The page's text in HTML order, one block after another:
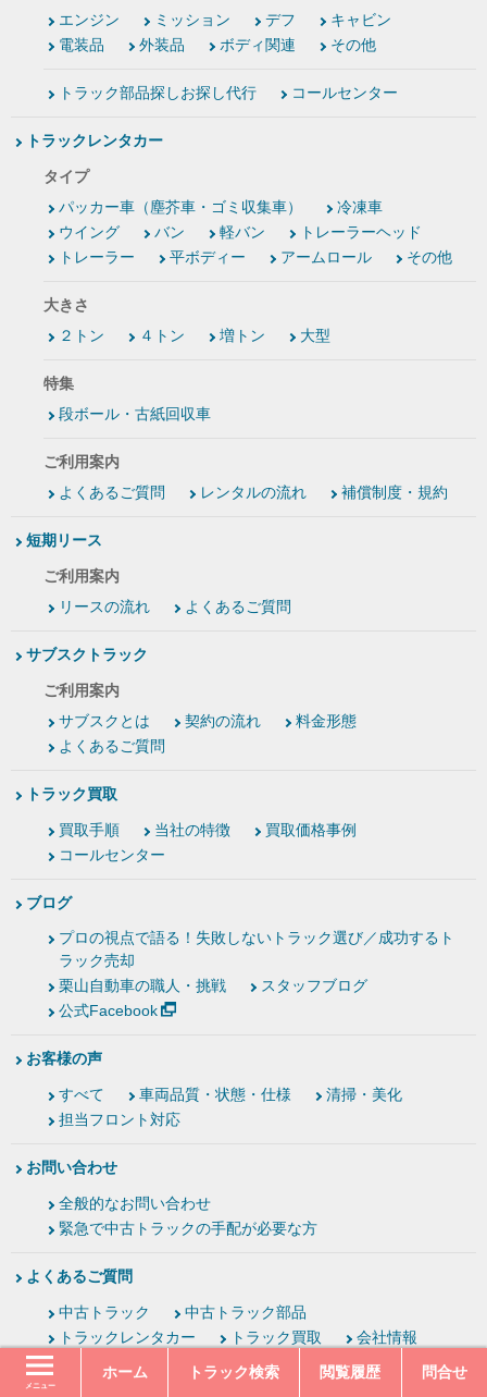
メニュー
ホーム トラック検索 閲覧履歴 問合せ
エンジン
ミッション デフ
キャビン
電装品
外装品 ボディ関連 その他
トラック部品探しお探し代行 コールセンター
トラックレンタカー
タイプ
パッカー車（塵芥車・ゴミ収集車）
冷凍車
ウイング
バン 軽バン
トレーラーヘッド
トレーラー
平ボディー アームロール その他
大きさ
２トン
４トン 増トン 大型
特集
段ボール・古紙回収車
ご利用案内
よくあるご質問
レンタルの流れ 補償制度・規約
短期リース
ご利用案内
リースの流れ
よくあるご質問
サブスクトラック
ご利用案内
サブスクとは
契約の流れ
料金形態
よくあるご質問
トラック買取
買取手順 当社の特徴
買取価格事例
コールセンター
ブログ
プロの視点で語る！失敗しないトラック選び／成功するト
ラック売却
栗山自動車の職人・挑戦
スタッフブログ
公式Facebook
お客様の声
すべて 車両品質・状態・仕様
清掃・美化
担当フロント対応
お問い合わせ
全般的なお問い合わせ
緊急で中古トラックの手配が必要な方
よくあるご質問
中古トラック
中古トラック部品
トラックレンタカー
トラック買取 会社情報
会社概要